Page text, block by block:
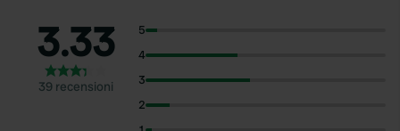
3.33
39 recensioni
5
4
3
2